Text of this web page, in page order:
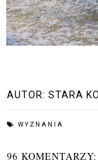
AUTOR: STARA
WYZNANIA
96 KOMENTARZY: